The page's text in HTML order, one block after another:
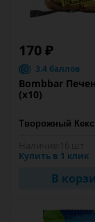
170 ₽
3.4 баллов
Bombbar
(х10)
Купить в 1 клик
В